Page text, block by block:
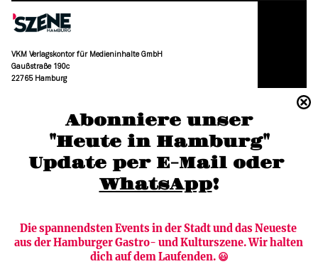
Abonniere unser
"Heute in Hamburg"
Update per E-Mail oder
WhatsApp!
Die spannendsten Events in der Stadt und das Neueste
aus der Hamburger Gastro- und Kulturszene. Wir halten
dich auf dem Laufenden. 😃
VKM Verlagskontor für Medieninhalte GmbH
Gaußstraße 190c
22765 Hamburg
moc.grubmah-enezs@ofni
Newsletter abonnieren Verlag